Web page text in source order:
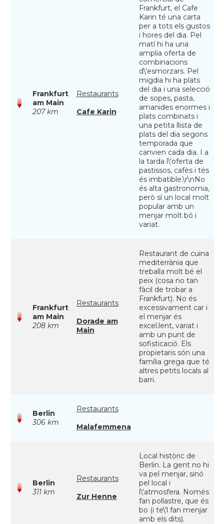
Frankfurt
am Main
207 km
Restaurants
Cafe Karin
Frankfurt, el Cafe
Karin té una carta
per a tots els gustos
i hores del dia. Pel
matí hi ha una
amplia oferta de
combinacions
d\'esmorzars. Pel
migdia hi ha plats
del dia i una selecció
de sopes, pasta,
amanides enormes i
plats combinats i
una petita llista de
plats del dia segons
temporada que
canvien cada dia. I a
la tarda l\'oferta de
pastissos, cafès i tés
és imbatible.\r\nNo
és alta gastronomia,
però sí un local molt
popular amb un
menjar molt bó i
variat.
Frankfurt
am Main
208 km
Restaurants
Dorade am
Main
Restaurant de cuina
mediterrània que
treballa molt bé el
peix (cosa no tan
fàcil de trobar a
Frankfurt). No és
excessivament car i
el menjar és
excel.lent, variat i
amb un punt de
sofisticació. Els
propietaris són una
família grega que té
altres petits locals al
barri.
Berlin
306 km
Restaurants
Malafemmena
Berlin
311 km
Restaurants
Zur Henne
Local històric de
Berlin. La gent no hi
va pel menjar, sinó
pel local i
l\'atmosfera. Només
fan pollastre, que és
bo (i te\'l fan menjar
amb els dits).